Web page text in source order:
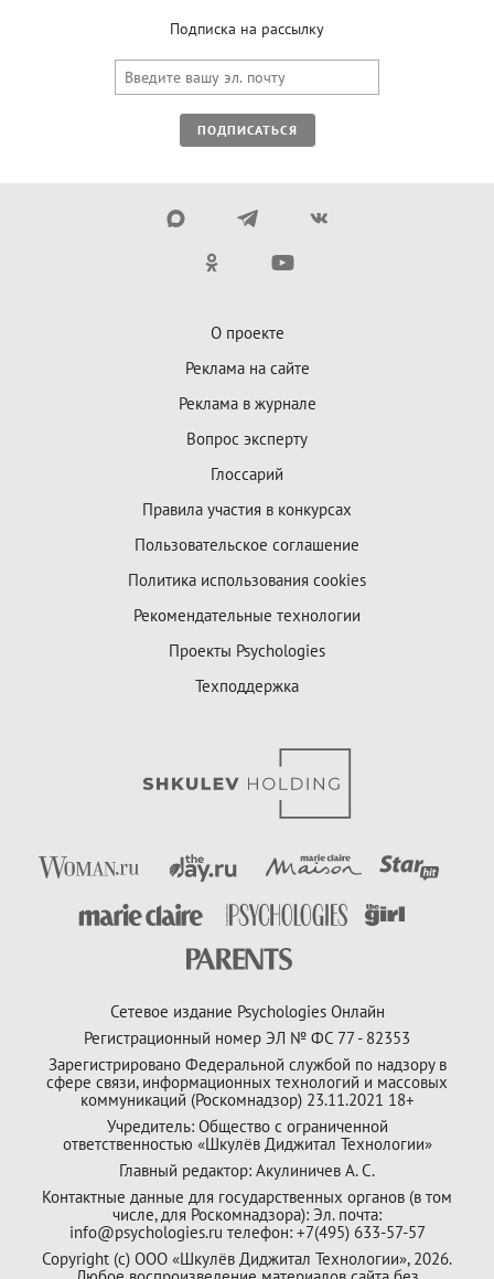
Подписка на рассылку
ПОДПИСАТЬСЯ
О проекте
Реклама на сайте
Реклама в журнале
Вопрос эксперту
Глоссарий
Правила участия в конкурсах
Пользовательское соглашение
Политика использования cookies
Рекомендательные технологии
Проекты Psychologies
Техподдержка
Сетевое издание Psychologies Онлайн
Регистрационный номер ЭЛ № ФС 77 - 82353
Зарегистрировано Федеральной службой по надзору в
сфере связи, информационных технологий и массовых
коммуникаций (Роскомнадзор) 23.11.2021 18+
Учредитель: Общество с ограниченной
ответственностью «Шкулёв Диджитал Технологии»
Главный редактор: Акулиничев А. С.
Контактные данные для государственных органов (в том
числе, для Роскомнадзора): Эл. почта:
info@psychologies.ru телефон: +7(495) 633-57-57
Copyright (с) ООО «Шкулёв Диджитал Технологии», 2026.